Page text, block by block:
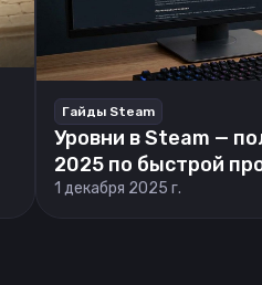
Гайды Steam
Уровни в Steam —
2025 по быстрой
1 декабря 2025 г.